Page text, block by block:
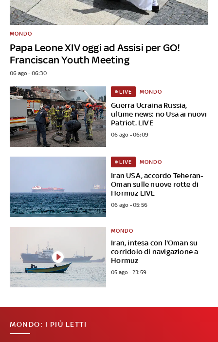
Papa Leone XIV oggi ad Assisi per GO!
Franciscan Youth Meeting
MONDO
06 ago - 06:30
Guerra Ucraina Russia,
ultime news: no Usa ai nuovi
Patriot. LIVE
LIVE MONDO
06 ago - 06:09
Iran USA, accordo Teheran-
Oman sulle nuove rotte di
Hormuz LIVE
LIVE MONDO
06 ago - 05:56
Iran, intesa con l'Oman su
corridoio di navigazione a
Hormuz
MONDO
05 ago - 23:59
MONDO: I PIÙ LETTI